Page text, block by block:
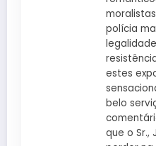
polícia
estes
belo
que o Sr.,